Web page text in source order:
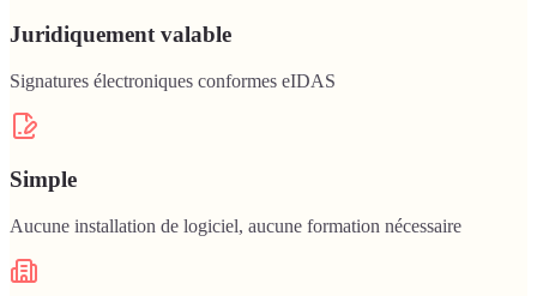
Juridiquement valable
Signatures électroniques conformes eIDAS
Simple
Aucune installation de logiciel, aucune formation nécessaire